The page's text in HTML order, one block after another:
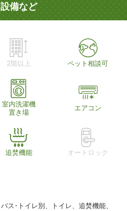
設備など
2階以上 ペット相談可
室内洗濯機
置き場
エアコン
追焚機能 オートロック
バス･トイレ別、トイレ、追焚機能、